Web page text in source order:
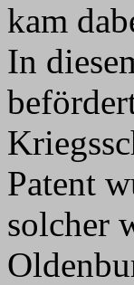
kam
In
Patent
solcher